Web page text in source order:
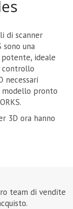
di scanner
sono una
potente, ideale
controllo
necessari
pronto
3D ora hanno
team di vendite